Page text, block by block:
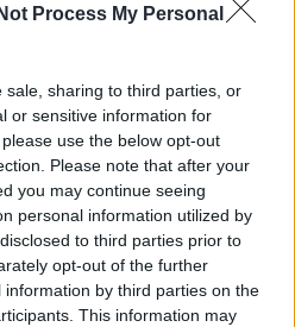
Process My Personal
sale, sharing to third parties, or
or sensitive information for
use the below opt-out
Please note that after your
you may continue seeing
personal information utilized by
to third parties prior to
opt-out of the further
by third parties on the
This information may
sem lesz